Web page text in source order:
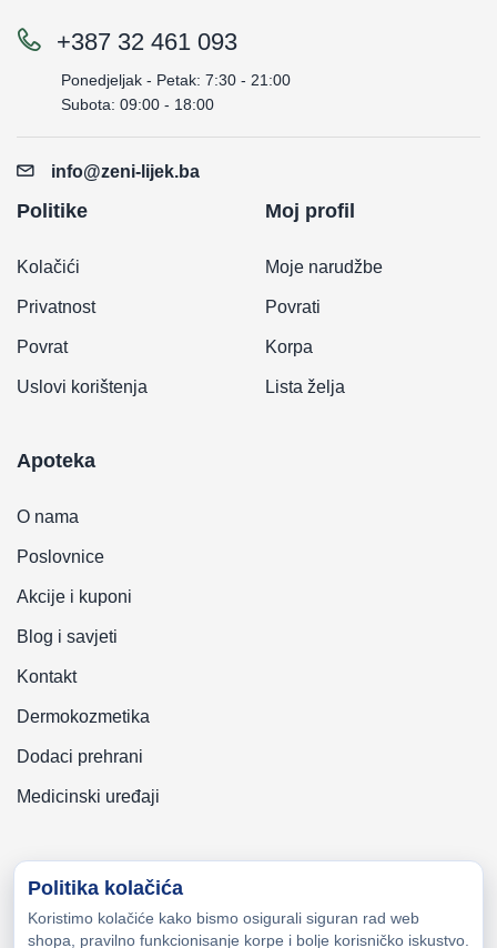
+387 32 461 093
Ponedjeljak - Petak: 7:30 - 21:00
Subota: 09:00 - 18:00
info@zeni-lijek.ba
Politike
Kolačići
Privatnost
Povrat
Uslovi korištenja
Moj profil
Moje narudžbe
Povrati
Korpa
Lista želja
Apoteka
O nama
Poslovnice
Akcije i kuponi
Blog i savjeti
Kontakt
Dermokozmetika
Dodaci prehrani
Medicinski uređaji
Copyright © 2026 Zeni-Lijek Apoteka. Sva prava zadržana
Politika kolačića
Koristimo kolačiće kako bismo osigurali siguran rad web
shopa, pravilno funkcionisanje korpe i bolje korisničko iskustvo.